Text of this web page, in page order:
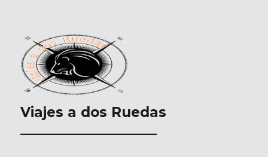
Viajes a dos Ruedas
___________________